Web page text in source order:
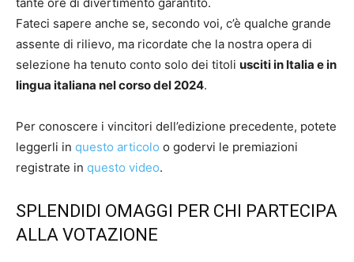
Fateci sapere anche se, secondo voi, c’è qualche grande
assente di rilievo, ma ricordate che la nostra opera di
selezione ha tenuto conto solo dei titoli usciti in Italia e in
lingua italiana nel corso del 2024.
Per conoscere i vincitori dell’edizione precedente, potete
leggerli in questo articolo o godervi le premiazioni
registrate in questo video.
SPLENDIDI OMAGGI PER CHI PARTECIPA
ALLA VOTAZIONE